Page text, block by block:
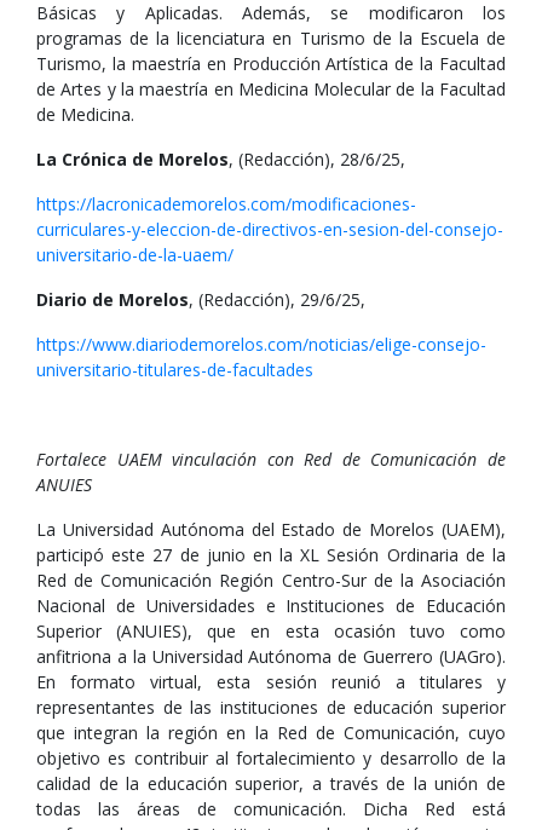
Básicas y Aplicadas. Además, se modificaron los
programas de la licenciatura en Turismo de la Escuela de
Turismo, la maestría en Producción Artística de la Facultad
de Artes y la maestría en Medicina Molecular de la Facultad
de Medicina.
La Crónica de Morelos, (Redacción), 28/6/25,
https://lacronicademorelos.com/modificaciones-
curriculares-y-eleccion-de-directivos-en-sesion-del-consejo-
universitario-de-la-uaem/
Diario de Morelos, (Redacción), 29/6/25,
https://www.diariodemorelos.com/noticias/elige-consejo-
universitario-titulares-de-facultades
Fortalece UAEM vinculación con Red de Comunicación de
ANUIES
La Universidad Autónoma del Estado de Morelos (UAEM),
participó este 27 de junio en la XL Sesión Ordinaria de la
Red de Comunicación Región Centro-Sur de la Asociación
Nacional de Universidades e Instituciones de Educación
Superior (ANUIES), que en esta ocasión tuvo como
anfitriona a la Universidad Autónoma de Guerrero (UAGro).
En formato virtual, esta sesión reunió a titulares y
representantes de las instituciones de educación superior
que integran la región en la Red de Comunicación, cuyo
objetivo es contribuir al fortalecimiento y desarrollo de la
calidad de la educación superior, a través de la unión de
todas las áreas de comunicación. Dicha Red está